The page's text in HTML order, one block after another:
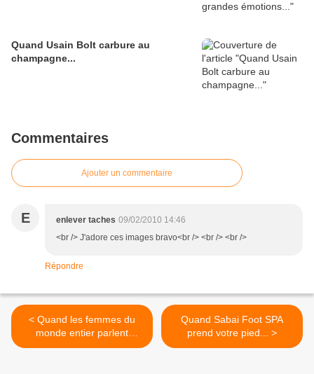
Quand Usain Bolt carbure au
champagne...
Commentaires
Ajouter un commentaire
E enlever taches 09/02/2010 14:46
<br /> J'adore ces images bravo<br /> <br /> <br />
Répondre
< Quand les femmes du
monde entier parlent
Durex...
Quand Sabai Foot SPA
prend votre pied... >